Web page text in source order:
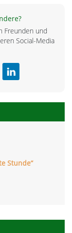
Freunden und
Social-Media
Stunde“